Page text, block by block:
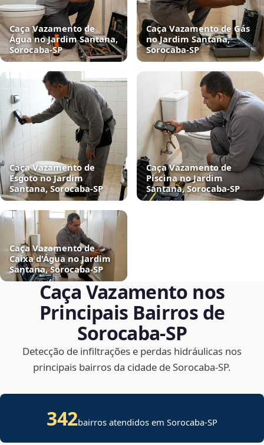
Caça Vazamento de
Água no Jardim Santana,
Sorocaba‑SP
Caça Vazamento de Gás
no Jardim Santana,
Sorocaba‑SP
Caça Vazamento de
Esgoto no Jardim
Santana, Sorocaba‑SP
Caça Vazamento de
Piscina no Jardim
Santana, Sorocaba‑SP
Caça Vazamento de
Caixa d'Água no Jardim
Santana, Sorocaba‑SP
Caça Vazamento nos
Principais Bairros de
Sorocaba‑SP
Detecção de infiltrações e perdas hidráulicas nos
principais bairros da cidade de Sorocaba‑SP.
342bairros atendidos em Sorocaba-SP